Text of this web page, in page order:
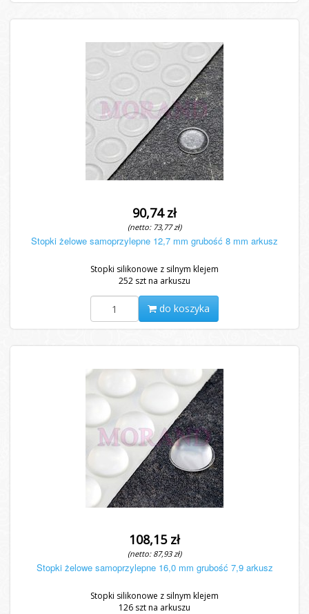
90,74 zł
(netto: 73,77 zł)
Stopki żelowe samoprzylepne 12,7 mm grubość 8 mm arkusz
Stopki silikonowe z silnym klejem
252 szt na arkuszu
do koszyka
108,15 zł
(netto: 87,93 zł)
Stopki żelowe samoprzylepne 16,0 mm grubość 7,9 arkusz
Stopki silikonowe z silnym klejem
126 szt na arkuszu